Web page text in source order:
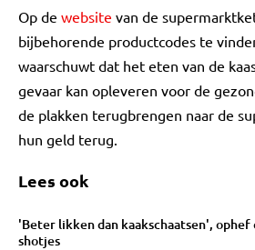
Op de website van de
bijbehorende productcodes te
waarschuwt dat het eten van de
gevaar kan opleveren voor de
de plakken terugbrengen naar de
hun geld terug.
Lees ook
'Beter likken dan kaakschaatsen',
shotjes